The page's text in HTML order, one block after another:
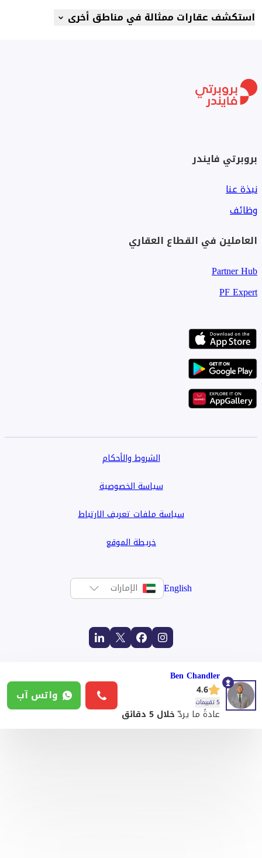
استكشف عقارات ممثالة في مناطق أخرى
بروبرتي فايندر
نبذة عنا
وظائف
العاملين في القطاع العقاري
Partner Hub
PF Expert
الشروط والأحكام
سياسة الخصوصية
سياسة ملفات تعريف الارتباط
خريطة الموقع
English الإمارات
Ben Chandler
4.6
5 تقييمات
عادةً ما يردّخلال 5 دقائق
واتس آب